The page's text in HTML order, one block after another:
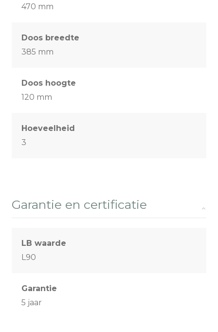
470 mm
Doos breedte
385 mm
Doos hoogte
120 mm
Hoeveelheid
3
Garantie en certificatie
LB waarde
L90
Garantie
5 jaar